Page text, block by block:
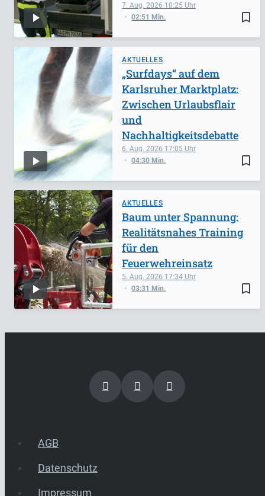
bookmark_border
7. Aug. 2026 10:25
02:51 Min.
AKTUELLES
bookmark_border
6. Aug. 2026 17:05
04:30 Min.
„Surfdays“ auf dem
Karlsruher Marktplatz:
Zwischen Urlaubsflair
und
Nachhaltigkeitsdebatte
AKTUELLES
bookmark_border
5. Aug. 2026 17:34
03:31 Min.
Baum unter Spannung:
Realitätsnahes Training
für den
Feuerwehreinsatz
AGB
Datenschutz
Impressum